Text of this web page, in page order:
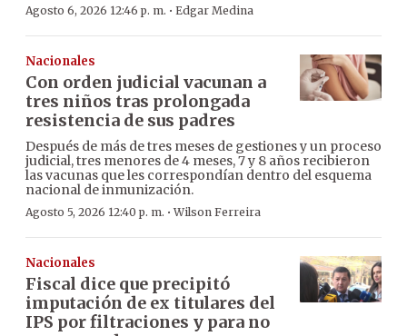
Agosto 6, 2026 12:46 p. m. · Edgar Medina
Nacionales
Con orden judicial vacunan a
tres niños tras prolongada
resistencia de sus padres
Después de más de tres meses de gestiones y un proceso
judicial, tres menores de 4 meses, 7 y 8 años recibieron
las vacunas que les correspondían dentro del esquema
nacional de inmunización.
Agosto 5, 2026 12:40 p. m. ·Wilson Ferreira
Nacionales
Fiscal dice que precipitó
imputación de ex titulares del
IPS por filtraciones y para no